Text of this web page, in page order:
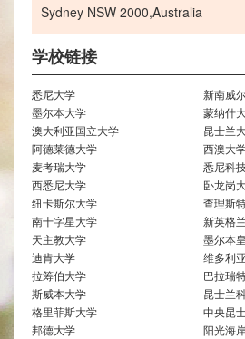
Sydney NSW 2000,Australia
学校链接
悉尼大学
新南威
墨尔本大学
蒙纳什
澳大利亚国立大学
昆士兰
阿德莱德大学
西澳大
麦考瑞大学
悉尼科
西悉尼大学
卧龙岗
纽卡斯尔大学
查理斯
南十字星大学
新英格
天主教大学
墨尔本
迪肯大学
维多利
拉筹伯大学
巴拉瑞
斯威本大学
昆士兰
格里菲斯大学
中央昆
邦德大学
阳光海